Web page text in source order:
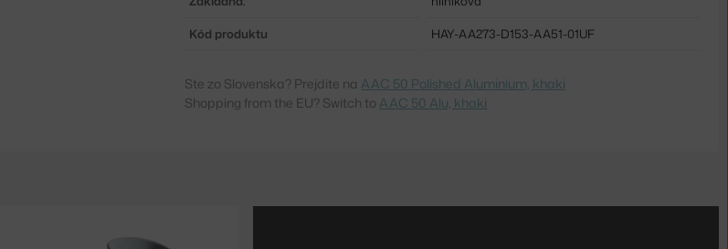
Kód produktu
HAY-AA273-D153-AA51-01UF
Ste zo Slovenska? Prejdite na AAC 50 Polished Aluminium, khaki
Shopping from the EU? Switch to AAC 50 Alu, khaki